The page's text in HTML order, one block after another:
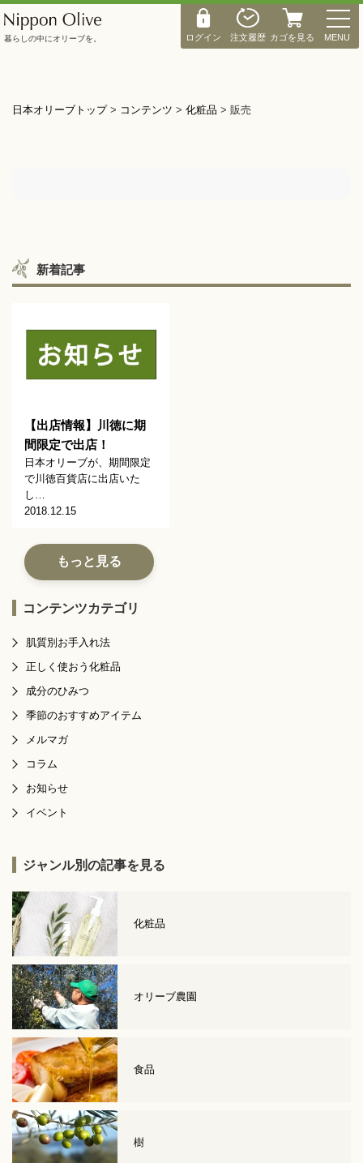
ログイン 注文履歴 カゴを見る
M
E
N
MENU
暮らしの中にオリーブを。
日本オリーブトップ> コンテンツ > 化粧品 > 販売
新着記事
【出店情報】川徳に期
間限定で出店！
日本オリーブが、期間限定
で川徳百貨店に出店いた
し…
2018.12.15
もっと見る
コンテンツカテゴリ
肌質別お手入れ法
正しく使おう化粧品
成分のひみつ
季節のおすすめアイテム
メルマガ
コラム
お知らせ
イベント
ジャンル別の記事を見る
化粧品
オリーブ農園
食品
樹